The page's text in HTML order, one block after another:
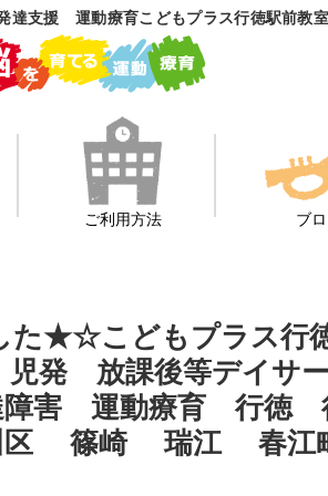
達支援 運動療育こどもプラス行徳駅前教室
ご利用方法 ブ
た★☆こどもプラス行
発 放課後等デイサ
障害 運動療育 行徳
区 篠崎 瑞江 春